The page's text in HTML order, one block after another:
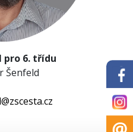
pro 6. třídu
Šenfeld